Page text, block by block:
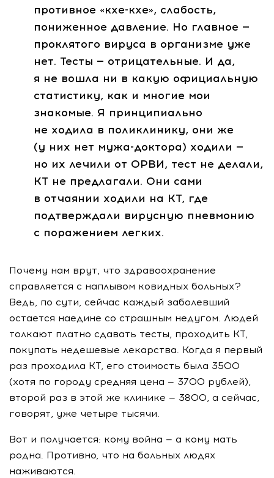
противное «кхе-кхе», слабость,
пониженное давление. Но главное —
проклятого вируса в организме уже
нет. Тесты — отрицательные. И да,
я не вошла ни в какую официальную
статистику, как и многие мои
знакомые. Я принципиально
не ходила в поликлинику, они же
(у них нет мужа-доктора) ходили —
но их лечили от ОРВИ, тест не делали,
КТ не предлагали. Они сами
в отчаянии ходили на КТ, где
подтверждали вирусную пневмонию
с поражением легких.
Почему нам врут, что здравоохранение
справляется с наплывом ковидных больных?
Ведь, по сути, сейчас каждый заболевший
остается наедине со страшным недугом. Людей
толкают платно сдавать тесты, проходить КТ,
покупать недешевые лекарства. Когда я первый
раз проходила КТ, его стоимость была 3500
(хотя по городу средняя цена — 3700 рублей),
второй раз в этой же клинике — 3800, а сейчас,
говорят, уже четыре тысячи.
Вот и получается: кому война — а кому мать
родна. Противно, что на больных людях
наживаются.